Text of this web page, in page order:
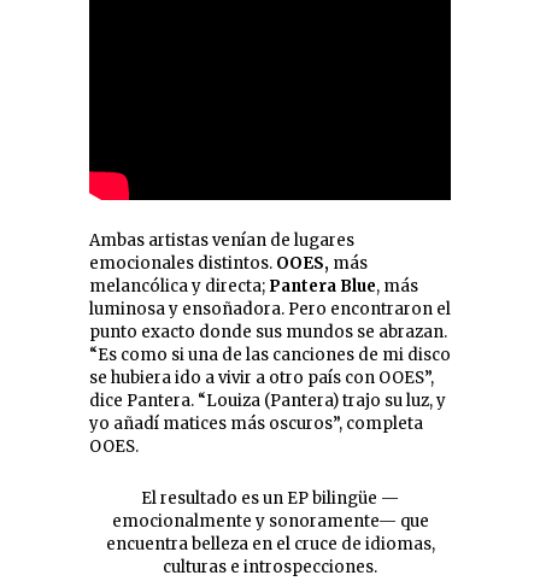
Ambas artistas venían de lugares
emocionales distintos. OOES, más
melancólica y directa; Pantera Blue, más
luminosa y ensoñadora. Pero encontraron el
punto exacto donde sus mundos se abrazan.
“Es como si una de las canciones de mi disco
se hubiera ido a vivir a otro país con OOES”,
dice Pantera. “Louiza (Pantera) trajo su luz, y
yo añadí matices más oscuros”, completa
OOES.
El resultado es un EP bilingüe —
emocionalmente y sonoramente— que
encuentra belleza en el cruce de idiomas,
culturas e introspecciones.